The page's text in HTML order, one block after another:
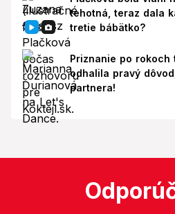
tehotná, teraz dala
tretie bábätko?
Priznanie po rokoch
odhalila pravý dôvod,
partnera!